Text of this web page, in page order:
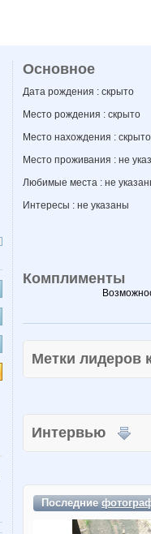
Основное
Дата рождения : скрыто
Место рождения : скрыто
Место нахождения : скрыто
Место проживания : не
Любимые места : не
Интересы : не указаны
Комплименты
Метки
Интервью
Последние